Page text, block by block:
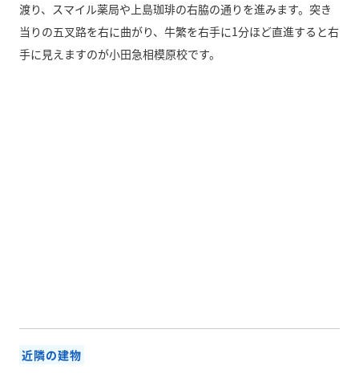
渡り、スマイル薬局や上島珈琲の右脇の通りを進みます。突き
当りの五叉路を右に曲がり、牛繁を右手に1分ほど直進すると右
手に見えますのが小田急相模原校です。
近隣の建物